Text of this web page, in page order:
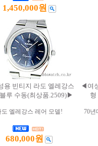
1,450,000원
용 빈티지 라도 엘레강스
루 수동(최상품.2509)▶
도 엘레강스 레어 모델!
680,000원
◀여
70년